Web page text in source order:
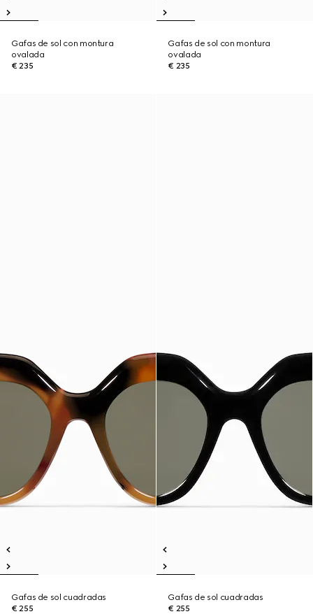
Gafas de sol con montura
ovalada
€ 235
Gafas de sol con montura
ovalada
€ 235
Gafas de sol cuadradas
€ 255
Gafas de sol cuadradas
€ 255